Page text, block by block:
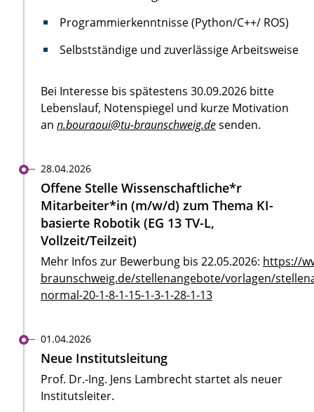
Programmierkenntnisse (Python/C++/ ROS)
Selbstständige und zuverlässige Arbeitsweise
Bei Interesse bis spätestens 30.09.2026 bitte
Lebenslauf, Notenspiegel und kurze Motivation
an n.bouraoui@tu-braunschweig.desenden.
28.04.2026
Offene Stelle Wissenschaftliche*r
Mitarbeiter*in (m/w/d) zum Thema KI-
basierte Robotik (EG 13 TV-L,
Vollzeit/Teilzeit)
Mehr Infos zur Bewerbung bis 22.05.2026: https://
braunschweig.de/stellenangebote/vorlagen/
normal-20-1-8-1-15-1-3-1-28-1-13
01.04.2026
Neue Institutsleitung
Prof. Dr.-Ing. Jens Lambrecht startet als neuer
Institutsleiter.